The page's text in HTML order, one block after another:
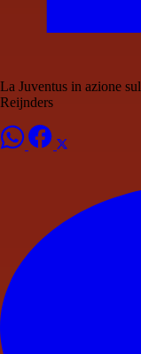
La Juventus in azione
Reijnders